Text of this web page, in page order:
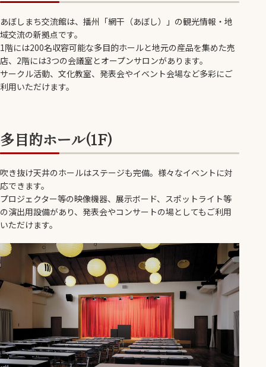
あぼしまち交流館は、播州「網干（あぼし）」の観光情報・地
域交流の新拠点です。
1階には200名収容可能な多目的ホールと地元の産品を集めた売
店、2階には3つの会議室とオープンサロンがあります。
サークル活動、文化教室、発表会やイベント会場など多彩にご
利用いただけます。
多目的ホール(1F)
吹き抜け天井のホールはステージも完備。様々なイベントに対
応できます。
プロジェクター等の映像機器、展示ボード、スポットライト等
の演出用設備があり、発表会やコンサートの場としてもご利用
いただけます。